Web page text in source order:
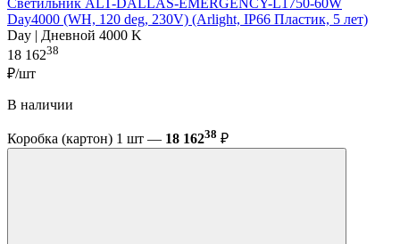
Day4000 (WH, 120 deg, 230V) (Arlight, IP66 Пластик, 5 лет)
Day | Дневной 4000 K
18 16238
₽/шт
В наличии
Коробка (картон) 1 шт — 18 16238 ₽